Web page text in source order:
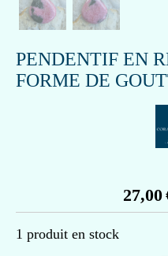
PENDENTIF EN
FORME DE
27,00
1 produit en stock